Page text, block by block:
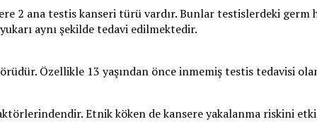
2 ana testis kanseri türü vardır. Bunlar testislerdeki
aynı şekilde tedavi edilmektedir.
Özellikle 13 yaşından önce inmemiş testis tedavisi
Etnik köken de kansere yakalanma riskini